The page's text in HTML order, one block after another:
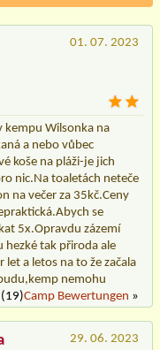
01. 07. 2023
kempu Wilsonka na
a nebo vůbec
koše na pláži-je jich
nic.Na toaletách neteče
na večer za 35kč.Ceny
se
5x.Opravdu zázemí
hezké tak přiroda ale
let a letos na to že začala
nemohu
(19)Camp Bewertungen »
29. 06. 2023